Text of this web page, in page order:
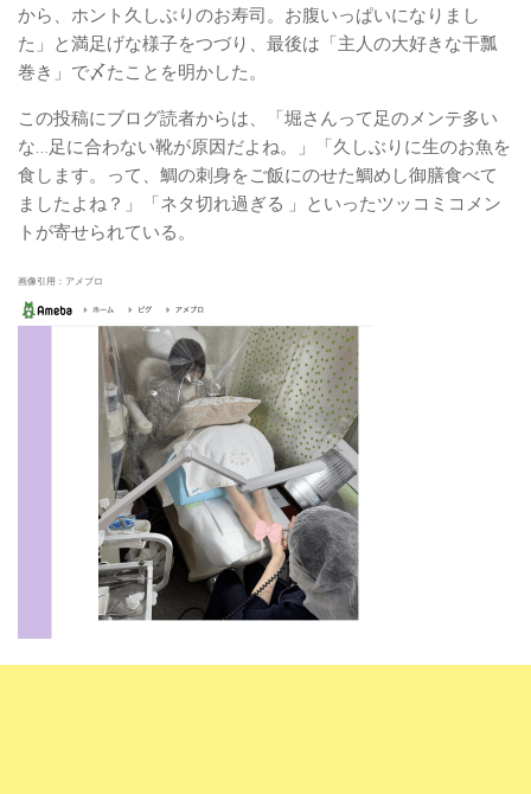
から、ホント久しぶりのお寿司。お腹いっぱいになりまし
た」と満足げな様子をつづり、最後は「主人の大好きな干瓢
巻き」で〆たことを明かした。
この投稿にブログ読者からは、「堀さんって足のメンテ多い
な…足に合わない靴が原因だよね。」「久しぶりに生のお魚を
食します。って、鯛の刺身をご飯にのせた鯛めし御膳食べて
ましたよね？」「ネタ切れ過ぎる 」といったツッコミコメン
トが寄せられている。
画像引用：アメブロ